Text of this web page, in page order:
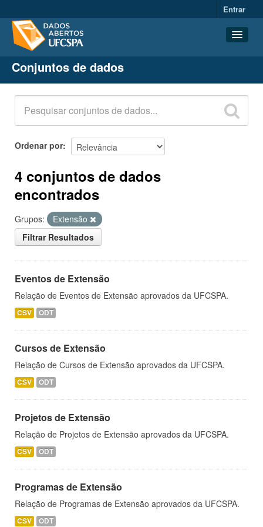
Entrar
Conjuntos de dados
Organizações
Grupos
Sobre
Conjuntos de dados
Ordenar por
4 conjuntos de dados
encontrados
Grupos:
Extensão
Filtrar Resultados
Eventos de Extensão
Relação de Eventos de Extensão aprovados da UFCSPA.
CSV ODT
Cursos de Extensão
Relação de Cursos de Extensão aprovados da UFCSPA.
CSV ODT
Projetos de Extensão
Relação de Projetos de Extensão aprovados da UFCSPA.
CSV ODT
Programas de Extensão
Relação de Programas de Extensão aprovados da UFCSPA.
CSV ODT